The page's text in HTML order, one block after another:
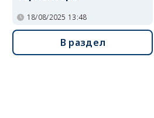
18/08/2025 13:48
В раздел